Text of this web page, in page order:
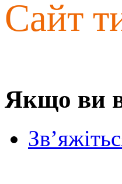
Сайт
Якщо ви